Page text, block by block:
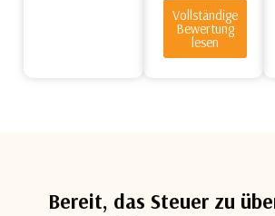
Vollständige
Bewertung
lesen
Bereit, das Steuer zu